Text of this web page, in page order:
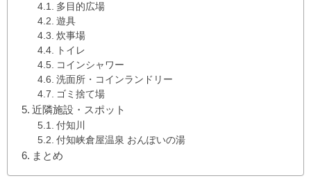
多目的広場
遊具
炊事場
トイレ
コインシャワー
洗面所・コインランドリー
ゴミ捨て場
近隣施設・スポット
付知川
付知峡倉屋温泉 おんぽいの湯
まとめ